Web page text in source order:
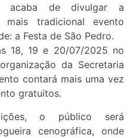
acaba de divulgar a
mais tradicional evento
a Festa de São Pedro.
18, 19 e 20/07/2025 no
da Secretaria
contará mais uma vez
gratuitos.
o público será
cenográfica, onde